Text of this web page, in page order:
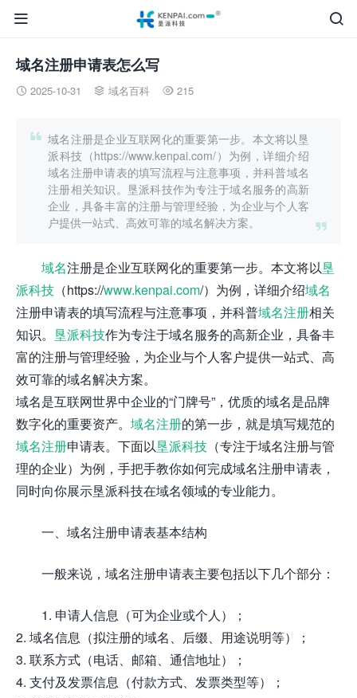


域名注册申请表怎么写
 2025-10-31  域名百科  215


域名注册是企业互联网化的重要第一步。本文将以垦
派科技（https://www.kenpai.com/）为例，详细介绍
域名注册申请表的填写流程与注意事项，并科普域名
注册相关知识。垦派科技作为专注于域名服务的高新
企业，具备丰富的注册与管理经验，为企业与个人客
户提供一站式、高效可靠的域名解决方案。
域名注册是企业互联网化的重要第一步。本文将以垦
派科技 （https://www.kenpai.com/）为例，详细介绍域名
注册申请表的填写流程与注意事项，并科普域名注册相关
知识。 垦派科技作为专注于域名服务的高新企业，具备丰
富的注册与管理经验，为企业与个人客户提供一站式、高
效可靠的域名解决方案。
域名是互联网世界中企业的“门牌号”，优质的域名是品牌
数字化的重要资产。 域名注册的第一步，就是填写规范的
域名注册申请表。下面以垦派科技 （专注于域名注册与管
理的企业）为例，手把手教你如何完成域名注册申请表，
同时向你展示垦派科技在域名领域的专业能力。
一、域名注册申请表基本结构
一般来说，域名注册申请表主要包括以下几个部分：
1. 申请人信息（可为企业或个人）；
2. 域名信息（拟注册的域名、后缀、用途说明等）；
3. 联系方式（电话、邮箱、通信地址）；
4. 支付及发票信息（付款方式、发票类型等）；